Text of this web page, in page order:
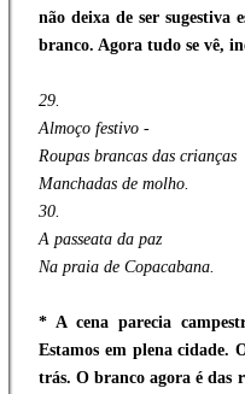
não deixa de ser sugestiva
branco. Agora tudo se vê,
29.
Almoço festivo -
Roupas brancas das crianças
Manchadas de molho.
30.
A passeata da paz
Na praia de Copacabana.
* A cena parecia
Estamos em plena cidade.
trás. O branco agora é das